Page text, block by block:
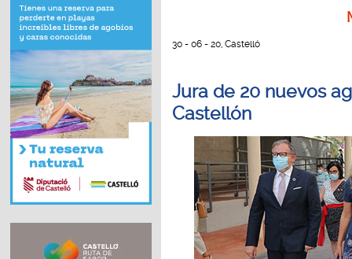
30 - 06 - 20, Castelló
Jura de 20 nuevos
Castellón